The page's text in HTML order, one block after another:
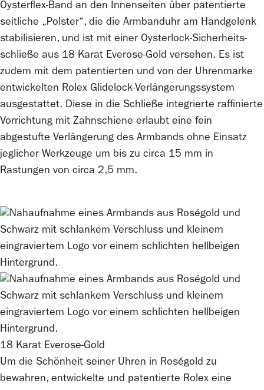
Oysterflex-Band an den Innenseiten über patentierte
seitliche „Polster“, die die Armbanduhr am Handgelenk
stabilisieren, und ist mit einer Oysterlock-Sicherheits­
schließe aus 18 Karat Everose-Gold versehen. Es ist
zudem mit dem patentierten und von der Uhrenmarke
entwickelten Rolex Glidelock-Verlängerungs­­system
ausgestattet. Diese in die Schließe integrierte raffinierte
Vorrichtung mit Zahnschiene erlaubt eine fein
abgestufte Verlängerung des Armbands ohne Einsatz
jeglicher Werkzeuge um bis zu circa 15 mm in
Rastungen von circa 2,5 mm.
18 Karat Everose-Gold
Um die Schönheit seiner Uhren in Roségold zu
bewahren, entwickelte und patentierte Rolex eine